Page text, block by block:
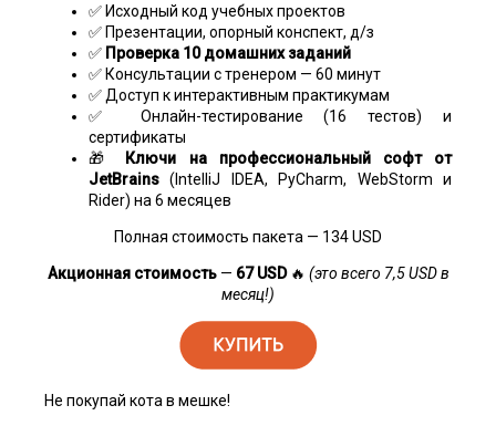
✅ Исходный код учебных проектов
✅ Презентации, опорный конспект, д/з
✅ Проверка 10 домашних заданий
✅ Консультации с тренером — 60 минут
✅ Доступ к интерактивным практикумам
✅ Онлайн-тестирование (16 тестов) и
сертификаты
🎁
Ключи на профессиональный софт от
JetBrains (IntelliJ IDEA, PyCharm, WebStorm и
Rider) на 6 месяцев
Полная стоимость пакета — 134 USD
Акционная стоимость— 67 USD🔥 (это всего 7,5 USD в
месяц!)
Не покупай кота в мешке!